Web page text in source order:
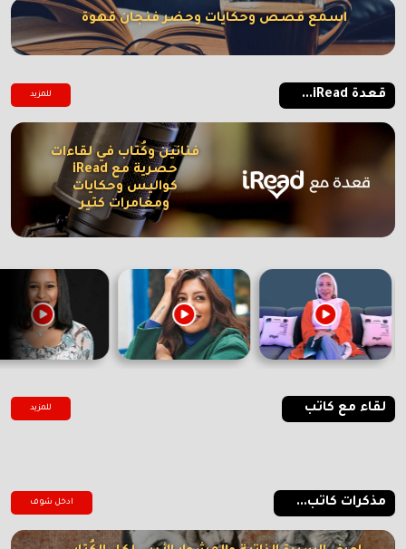
اسمع قصص وحكايات وحضر فنجان قهوة
قعدة iRead... للمزيد
فنانين وكُتاب في لقاءات
حصرية مع iRead
كواليس وحكايات
ومغامرات كتير
لقاء مع كاتب للمزيد
مذكرات كاتب... ادخل شوف